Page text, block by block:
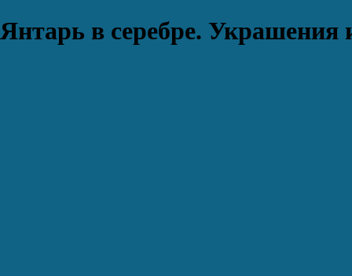
Янтарь в серебре. Украшения